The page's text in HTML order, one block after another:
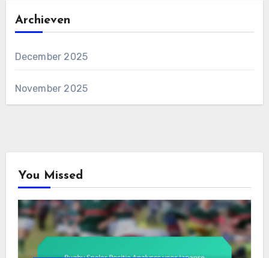
Archieven
December 2025
November 2025
You Missed